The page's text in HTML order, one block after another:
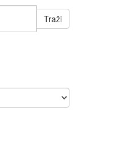
Traži